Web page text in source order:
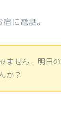
宿に電話。
ません、明日
か？